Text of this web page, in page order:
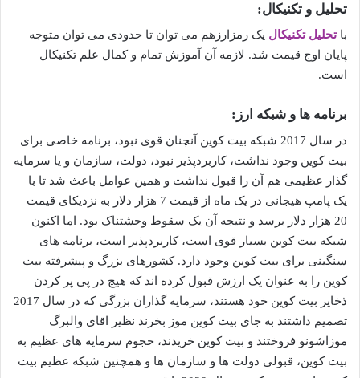
تحلیل و تکنیکال:
باتحلیل تکنیکال یک رمزارزهم می توان تا حدودی می توان متوجه
پایان اوج قیمت شد. لازمه آن آموزش تمام و کمال علم تکنیکال
است.
برنامه ها و شبکه ارز:
در سال 2017 شبکه بیت کوین آنچنان قوی نبود، برنامه خاصی برای
بیت کوین وجود نداشت، کاربردپذیر نبود، دولت، سازمان و یا سرمایه
گذار عظیمی هم آن را قبول نداشت و همین عوامل باعث شد تا با
یک پامپ هیجانی در یک ماه از قیمت 7 هزار دلار به نزدیکای قیمت
20 هزار دلار برسد و نتیجه آن یک سقوط وحشتناک بود. اما اکنون
شبکه بیت کوین بسیار قوی است، کاربردپذیر است، برنامه های
سنگینی برای بیت کوین وجود دارد. کشورهای بزرگ و پیشرفته بیت
کوین را به عنوان یک ارزش قبول کرده اند که هیچ در پی پر کردن
ذخایر بیت کوین خود هستند، سرمایه گذاران بزرگی که در سال 2017
تصمیم داشتند به جای بیت کوین موز بخرند نظیر اقای والبرگ
موزاشونو فروختند و بیت کوین خریدند، حجوم سرمایه های عظیم به
بیت کوین، قبولی دولت ها و سازمان ها و همچنین شبکه عظیم بیت